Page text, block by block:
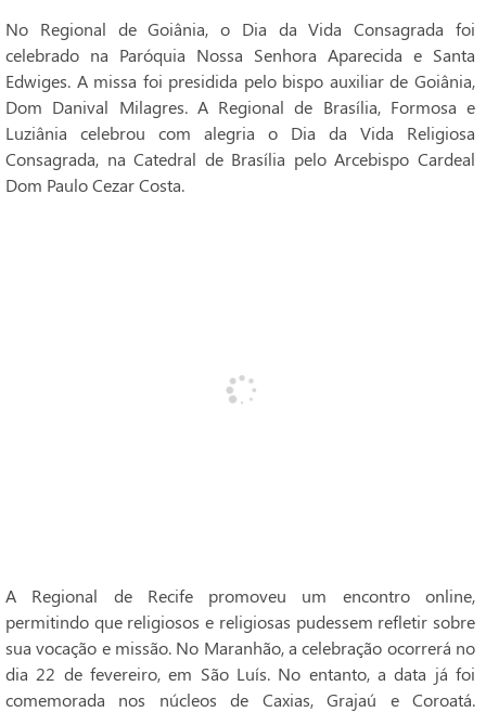
No Regional de Goiânia, o Dia da Vida Consagrada foi
celebrado na Paróquia Nossa Senhora Aparecida e Santa
Edwiges. A missa foi presidida pelo bispo auxiliar de Goiânia,
Dom Danival Milagres. A Regional de Brasília, Formosa e
Luziânia celebrou com alegria o Dia da Vida Religiosa
Consagrada, na Catedral de Brasília pelo Arcebispo Cardeal
Dom Paulo Cezar Costa.
A Regional de Recife promoveu um encontro online,
permitindo que religiosos e religiosas pudessem refletir sobre
sua vocação e missão. No Maranhão, a celebração ocorrerá no
dia 22 de fevereiro, em São Luís. No entanto, a data já foi
comemorada nos núcleos de Caxias, Grajaú e Coroatá.